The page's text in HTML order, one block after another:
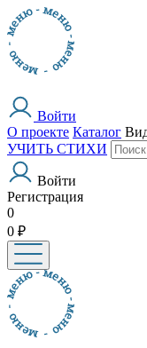
Войти
О проекте Каталог
УЧИТЬ СТИХИ
Войти
Регистрация
0
0 ₽